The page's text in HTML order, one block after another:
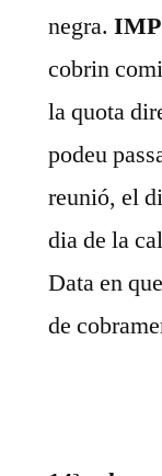
negra.
cobrin
la quota
podeu
reunió, el
dia de la
Data en
de